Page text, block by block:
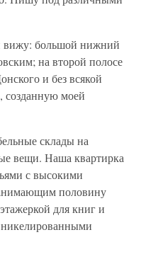
вижу: большой нижний
на второй полосе
и без всякой
созданную моей
склады на
вещи. Наша квартирка
с высокими
половину
для книг и